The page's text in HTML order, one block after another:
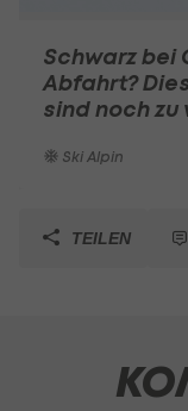
Schwarz bei
Abfahrt?
sind noch zu
Ski Alpin
TEILEN